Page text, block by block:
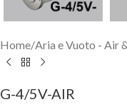
Home/Aria e Vuoto - Air
G-4/5V-AIR